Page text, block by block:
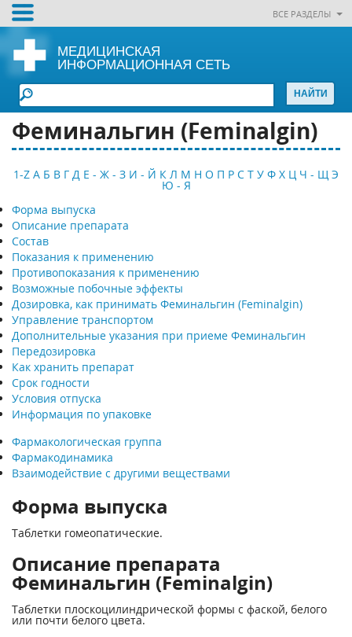
ВСЕ РАЗДЕЛЫ
МЕДИЦИНСКАЯ
ИНФОРМАЦИОННАЯ СЕТЬ
Феминальгин (Feminalgin)
1-Z А Б В Г Д Е - Ж - З И - Й К Л М Н О П Р С Т У Ф Х Ц Ч - Щ Э
Ю - Я
Форма выпуска
Описание препарата
Состав
Показания к применению
Противопоказания к применению
Возможные побочные эффекты
Дозировка, как принимать Феминальгин (Feminalgin)
Управление транспортом
Дополнительные указания при приеме Феминальгин
Передозировка
Как хранить препарат
Срок годности
Условия отпуска
Информация по упаковке
Фармакологическая группа
Фармакодинамика
Взаимодействие с другими веществами
Форма выпуска
Таблетки гомеопатические.
Описание препарата
Феминальгин (Feminalgin)
Таблетки плоскоцилиндрической формы с фаской, белого
или почти белого цвета.